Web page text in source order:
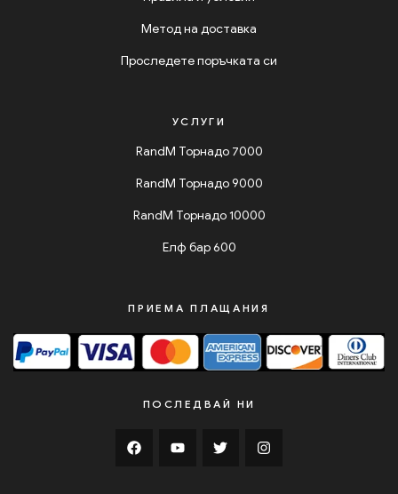
Метод на доставка
Проследете поръчката си
УСЛУГИ
RandM Торнадо 7000
RandM Торнадо 9000
RandM Торнадо 10000
Елф бар 600
ПРИЕМА ПЛАЩАНИЯ
ПОСЛЕДВАЙ НИ